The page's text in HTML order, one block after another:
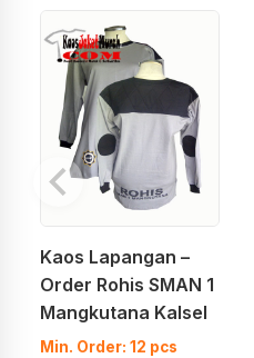
Kaos Lapangan –
Order Rohis SMAN 1
Mangkutana Kalsel
Min. Order: 12 pcs